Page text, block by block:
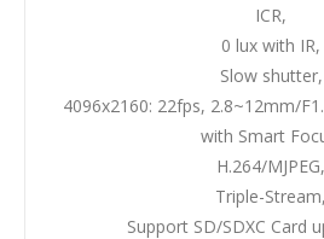
ICR,
0 lux with IR,
Slow shutter,
4096x2160: 22fps, 2.8~12mm/
with Smart
H.264/MJPEG,
Triple-Stream,
Support SD/SDXC Card